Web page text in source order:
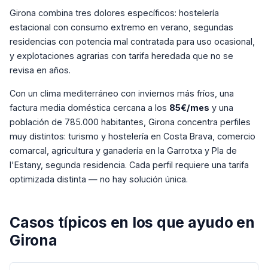
Girona combina tres dolores específicos: hostelería
estacional con consumo extremo en verano, segundas
residencias con potencia mal contratada para uso ocasional,
y explotaciones agrarias con tarifa heredada que no se
revisa en años.
Con un clima mediterráneo con inviernos más fríos, una
factura media doméstica cercana a los 85€/mes y una
población de 785.000 habitantes, Girona concentra perfiles
muy distintos: turismo y hostelería en Costa Brava, comercio
comarcal, agricultura y ganadería en la Garrotxa y Pla de
l'Estany, segunda residencia. Cada perfil requiere una tarifa
optimizada distinta — no hay solución única.
Casos típicos en los que ayudo en
Girona